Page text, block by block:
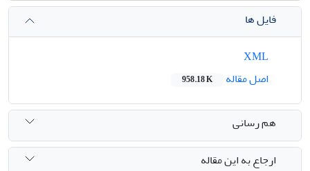
فایل ها
اصل مقاله
958.18 K
هم رسانی
ارجاع به این مقاله